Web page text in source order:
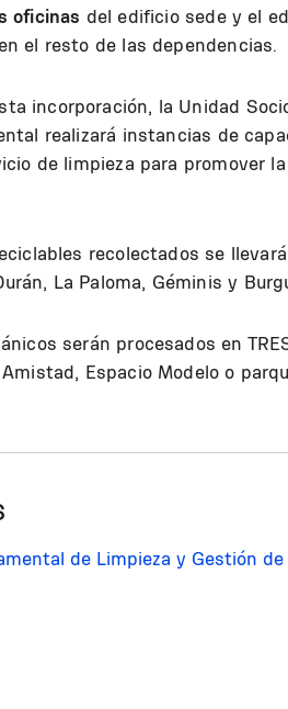
oficinas del edificio sede y el
el resto de las dependencias.
incorporación, la Unidad
realizará instancias de
de limpieza para promover
recolectados se
La Paloma, Géminis y
serán procesados en
Espacio Modelo o
de Limpieza y Gestión de